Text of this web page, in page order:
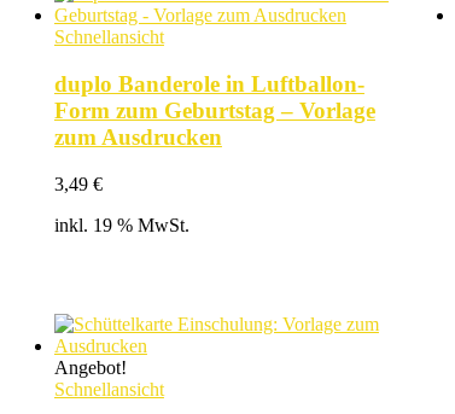
Schnellansicht
duplo Banderole in Luftballon-
Form zum Geburtstag – Vorlage
zum Ausdrucken
3,49 €
inkl. 19 % MwSt.
Angebot!
Schnellansicht